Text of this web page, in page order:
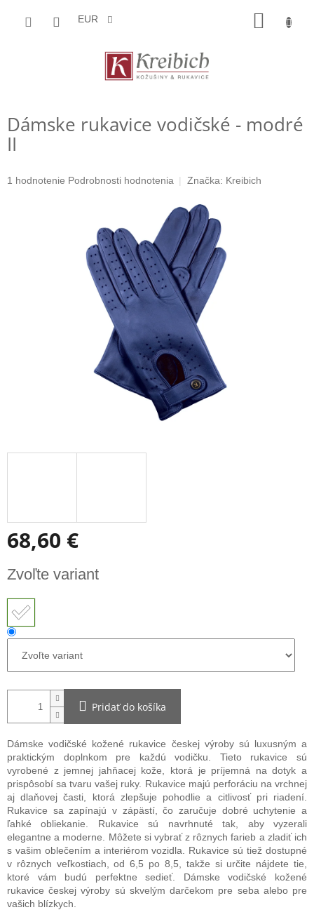
EUR
Dámske rukavice vodičské - modré
II
Priemerné
1 hodnotenie Podrobnosti hodnotenia Značka: Kreibich
68,60 €
cena:
Zvoľte variant
Pridať do košíka
Dámske vodičské kožené rukavice českej výroby sú luxusným a
praktickým doplnkom pre každú vodičku. Tieto rukavice sú
vyrobené z jemnej jahňacej kože, ktorá je príjemná na dotyk a
prispôsobí sa tvaru vašej ruky. Rukavice majú perforáciu na vrchnej
aj dlaňovej časti, ktorá zlepšuje pohodlie a citlivosť pri riadení.
Rukavice sa zapínajú v zápästí, čo zaručuje dobré uchytenie a
ľahké obliekanie. Rukavice sú navrhnuté tak, aby vyzerali
elegantne a moderne. Môžete si vybrať z rôznych farieb a zladiť ich
s vašim oblečením a interiérom vozidla. Rukavice sú tiež dostupné
v rôznych veľkostiach, od 6,5 po 8,5, takže si určite nájdete tie,
ktoré vám budú perfektne sedieť. Dámske vodičské kožené
rukavice českej výroby sú skvelým darčekom pre seba alebo pre
vašich blízkych.